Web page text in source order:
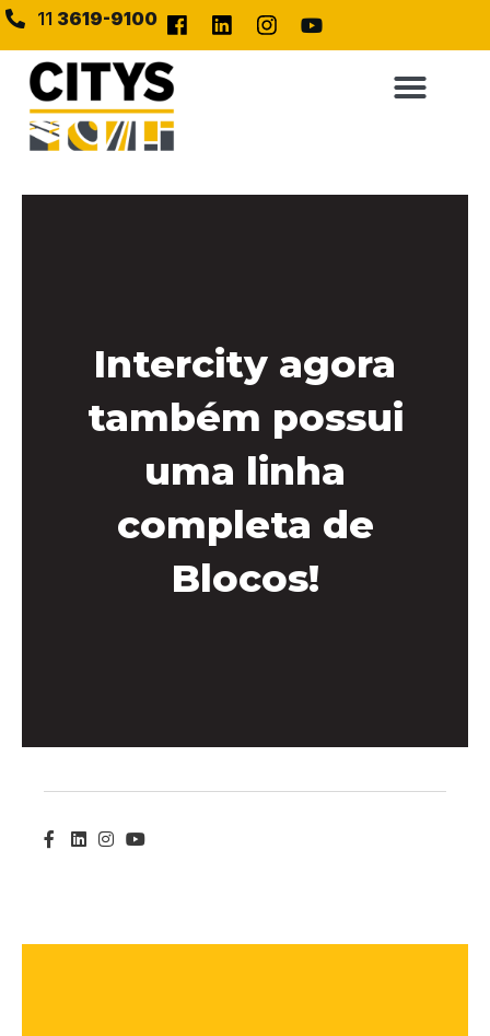
11 3619-9100
Intercity agora
também possui
uma linha
completa de
Blocos!